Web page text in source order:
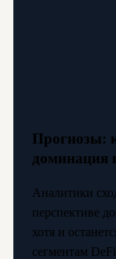
Прогнозы:
доминация
Аналитики
перспективе
хотя и
сегментам